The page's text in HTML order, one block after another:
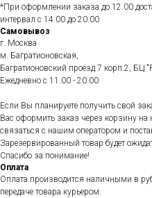
*При оформлении заказа до 12.00
интервал с 14.00 до 20.00
Самовывоз
г. Москва
м. Багратионовская,
Багратионовский проезд 7 корп.2, БЦ
Ежедневно c 11.00 - 20.00
Если Вы планируете получить свой
Вас оформить заказ через корзину на
связаться с нашим оператором и
Зарезервированный товар будет
Спасибо за понимание!
Оплата
Оплата производится наличными в
передаче товара курьером.